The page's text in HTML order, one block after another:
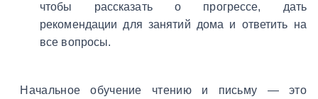
чтобы рассказать о прогрессе, дать
рекомендации для занятий дома и ответить на
все вопросы.
Начальное обучение чтению и письму — это